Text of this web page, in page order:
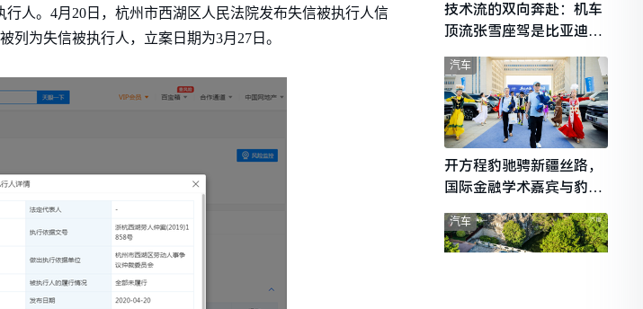
人。4月20日，杭州市西湖区人民法院发布失信被执行人信
为失信被执行人，立案日期为3月27日。
技术流的双向奔赴：机车
顶流张雪座驾是比亚迪秦
L
开方程豹驰骋新疆丝路，
国际金融学术嘉宾与豹友
共赴山海热爱
汽车
汽车